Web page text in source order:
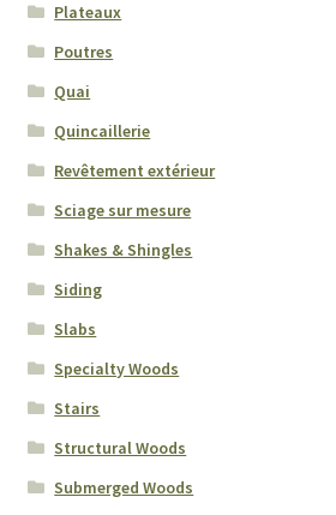
Plateaux
Poutres
Quai
Quincaillerie
Revêtement extérieur
Sciage sur mesure
Shakes & Shingles
Siding
Slabs
Specialty Woods
Stairs
Structural Woods
Submerged Woods